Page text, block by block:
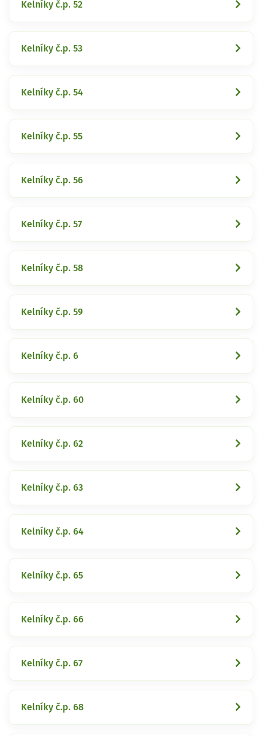
Kelníky č.p. 52
Kelníky č.p. 53
Kelníky č.p. 54
Kelníky č.p. 55
Kelníky č.p. 56
Kelníky č.p. 57
Kelníky č.p. 58
Kelníky č.p. 59
Kelníky č.p. 6
Kelníky č.p. 60
Kelníky č.p. 62
Kelníky č.p. 63
Kelníky č.p. 64
Kelníky č.p. 65
Kelníky č.p. 66
Kelníky č.p. 67
Kelníky č.p. 68